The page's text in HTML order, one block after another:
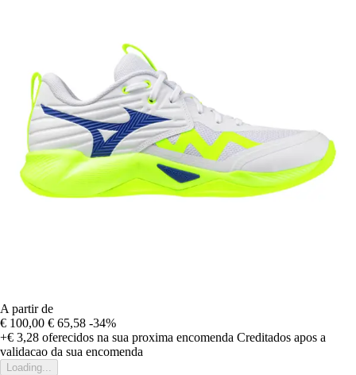
A partir de
€ 100,00 € 65,58 -34%
+€ 3,28 oferecidos na sua proxima encomenda Creditados apos a
validacao da sua encomenda
Loading...